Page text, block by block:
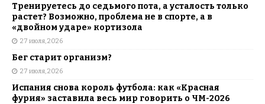
Тренируетесь до седьмого пота, а усталость только
растет? Возможно, проблема не в спорте, а в
«двойном ударе» кортизола
27 июля, 2026
Бег старит организм?
27 июля, 2026
Испания снова король футбола: как «Красная
фурия» заставила весь мир говорить о ЧМ-2026